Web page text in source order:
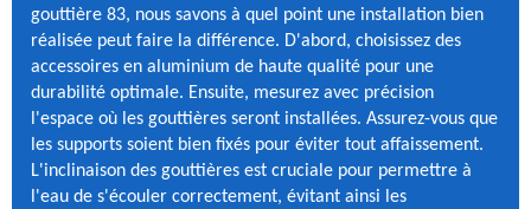
gouttière 83, nous savons à quel point une installation bien
réalisée peut faire la différence. D'abord, choisissez des
accessoires en aluminium de haute qualité pour une
durabilité optimale. Ensuite, mesurez avec précision
l'espace où les gouttières seront installées. Assurez-vous que
les supports soient bien fixés pour éviter tout affaissement.
L'inclinaison des gouttières est cruciale pour permettre à
l'eau de s'écouler correctement, évitant ainsi les